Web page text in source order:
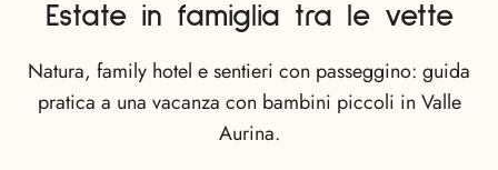
Estate in famiglia tra le vette
Natura, family hotel e sentieri con passeggino: guida
pratica a una vacanza con bambini piccoli in Valle
Aurina.